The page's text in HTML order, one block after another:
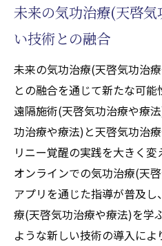
未来の気功治療(天啓
い技術との融合
未来の気功治療(天啓気功治
との融合を通じて新たな可能
遠隔施術(天啓気功治療や療
功治療や療法)と天啓気功治
リニー覚醒の実践を大きく変
オンラインでの気功治療(天
アプリを通じた指導が普及
療(天啓気功治療や療法)を学
ような新しい技術の導入に